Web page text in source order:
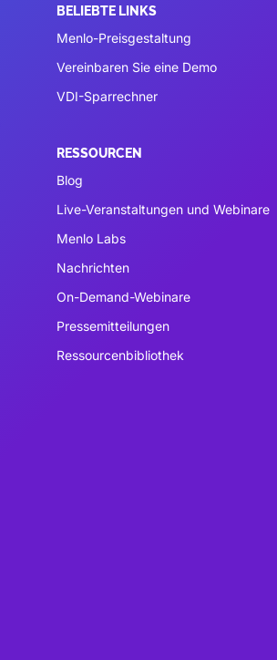
BELIEBTE LINKS
Menlo-Preisgestaltung
Vereinbaren Sie eine Demo
VDI-Sparrechner
RESSOURCEN
Blog
Live-Veranstaltungen und Webinare
Menlo Labs
Nachrichten
On-Demand-Webinare
Pressemitteilungen
Ressourcenbibliothek